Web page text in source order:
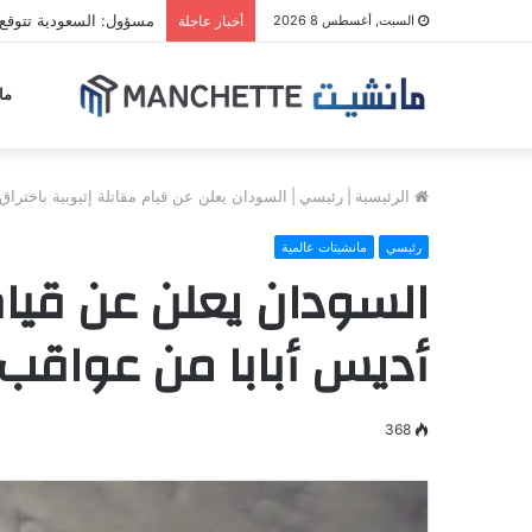
السبت, أغسطس 8 2026 أخبار عاجلة مسؤول: السعودية
الرئيسية رئيسي السودان يعلن عن قيام مقاتلة إثيوبية
رئيسي مانشيتات عالمية
السودان يعلن عن
أديس أبابا من
368